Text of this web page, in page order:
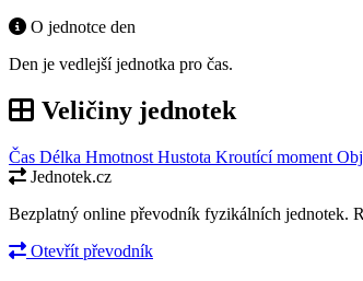
O jednotce den
Den je vedlejší jednotka pro čas.
Veličiny jednotek
Čas Délka Hmotnost Hustota Kroutící moment
Jednotek.cz
Bezplatný online převodník fyzikálních jednotek.
Otevřít převodník